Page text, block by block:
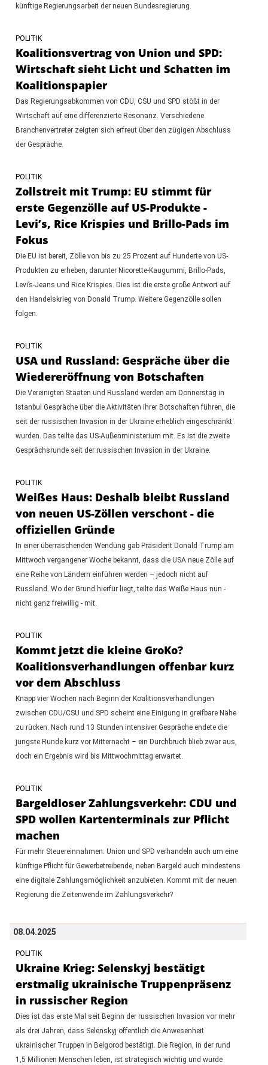
künftige Regierungsarbeit der neuen Bundesregierung.
POLITIK
Koalitionsvertrag von Union und SPD:
Wirtschaft sieht Licht und Schatten im
Koalitionspapier
Das Regierungsabkommen von CDU, CSU und SPD stößt in der
Wirtschaft auf eine differenzierte Resonanz. Verschiedene
Branchenvertreter zeigten sich erfreut über den zügigen Abschluss
der Gespräche.
POLITIK
Zollstreit mit Trump: EU stimmt für
erste Gegenzölle auf US-Produkte -
Levi’s, Rice Krispies und Brillo-Pads im
Fokus
Die EU ist bereit, Zölle von bis zu 25 Prozent auf Hunderte von US-
Produkten zu erheben, darunter Nicorette-Kaugummi, Brillo-Pads,
Levi’s-Jeans und Rice Krispies. Dies ist die erste große Antwort auf
den Handelskrieg von Donald Trump. Weitere Gegenzölle sollen
folgen.
POLITIK
USA und Russland: Gespräche über die
Wiedereröffnung von Botschaften
Die Vereinigten Staaten und Russland werden am Donnerstag in
Istanbul Gespräche über die Aktivitäten ihrer Botschaften führen, die
seit der russischen Invasion in der Ukraine erheblich eingeschränkt
wurden. Das teilte das US-Außenministerium mit. Es ist die zweite
Gesprächsrunde seit der russischen Invasion in der Ukraine.
POLITIK
Weißes Haus: Deshalb bleibt Russland
von neuen US-Zöllen verschont - die
offiziellen Gründe
In einer überraschenden Wendung gab Präsident Donald Trump am
Mittwoch vergangener Woche bekannt, dass die USA neue Zölle auf
eine Reihe von Ländern einführen werden – jedoch nicht auf
Russland. Wo der Grund hierfür liegt, teilte das Weiße Haus nun -
nicht ganz freiwillig - mit.
POLITIK
Kommt jetzt die kleine GroKo?
Koalitionsverhandlungen offenbar kurz
vor dem Abschluss
Knapp vier Wochen nach Beginn der Koalitionsverhandlungen
zwischen CDU/CSU und SPD scheint eine Einigung in greifbare Nähe
zu rücken. Nach rund 13 Stunden intensiver Gespräche endete die
jüngste Runde kurz vor Mitternacht – ein Durchbruch blieb zwar aus,
doch ein Ergebnis wird bis Mittwochmittag erwartet.
POLITIK
Bargeldloser Zahlungsverkehr: CDU und
SPD wollen Kartenterminals zur Pflicht
machen
Für mehr Steuereinnahmen: Union und SPD verhandeln auch um eine
künftige Pflicht für Gewerbetreibende, neben Bargeld auch mindestens
eine digitale Zahlungsmöglichkeit anzubieten. Kommt mit der neuen
Regierung die Zeitenwende im Zahlungsverkehr?
08.04.2025
POLITIK
Ukraine Krieg: Selenskyj bestätigt
erstmalig ukrainische Truppenpräsenz
in russischer Region
Dies ist das erste Mal seit Beginn der russischen Invasion vor mehr
als drei Jahren, dass Selenskyj öffentlich die Anwesenheit
ukrainischer Truppen in Belgorod bestätigt. Die Region, in der rund
1,5 Millionen Menschen leben, ist strategisch wichtig und wurde